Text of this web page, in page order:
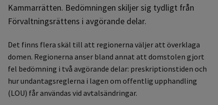
Kammarrätten. Bedömningen skiljer sig tydligt från
Förvaltningsrättens i avgörande delar.
Det finns flera skäl till att regionerna väljer att överklaga
domen. Regionerna anser bland annat att domstolen gjort
fel bedömning i två avgörande delar: preskriptionstiden och
hur undantagsreglerna i lagen om offentlig upphandling
(LOU) får användas vid avtalsändringar.